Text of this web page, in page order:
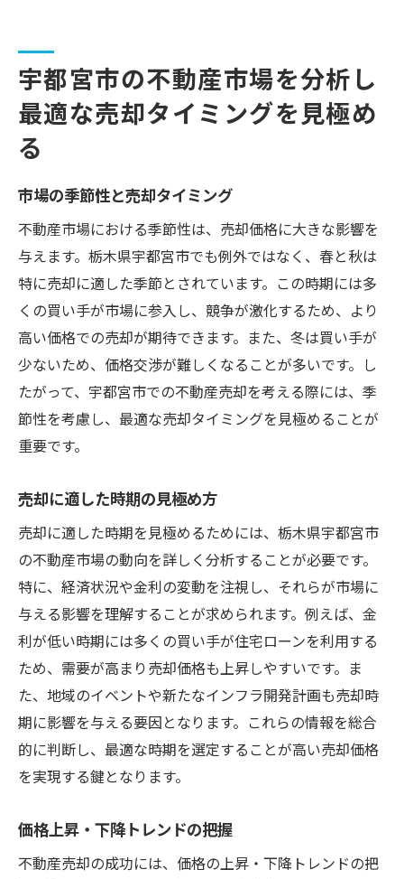
宇都宮市の不動産市場を分析し
最適な売却タイミングを見極め
る
市場の季節性と売却タイミング
不動産市場における季節性は、売却価格に大きな影響を
与えます。栃木県宇都宮市でも例外ではなく、春と秋は
特に売却に適した季節とされています。この時期には多
くの買い手が市場に参入し、競争が激化するため、より
高い価格での売却が期待できます。また、冬は買い手が
少ないため、価格交渉が難しくなることが多いです。し
たがって、宇都宮市での不動産売却を考える際には、季
節性を考慮し、最適な売却タイミングを見極めることが
重要です。
売却に適した時期の見極め方
売却に適した時期を見極めるためには、栃木県宇都宮市
の不動産市場の動向を詳しく分析することが必要です。
特に、経済状況や金利の変動を注視し、それらが市場に
与える影響を理解することが求められます。例えば、金
利が低い時期には多くの買い手が住宅ローンを利用する
ため、需要が高まり売却価格も上昇しやすいです。ま
た、地域のイベントや新たなインフラ開発計画も売却時
期に影響を与える要因となります。これらの情報を総合
的に判断し、最適な時期を選定することが高い売却価格
を実現する鍵となります。
価格上昇・下降トレンドの把握
不動産売却の成功には、価格の上昇・下降トレンドの把